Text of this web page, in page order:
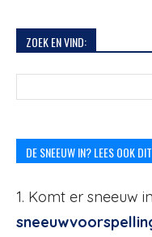
ZOEK EN VIND:
DE SNEEUW IN? LEES OOK DIT
1. Komt er sneeuw